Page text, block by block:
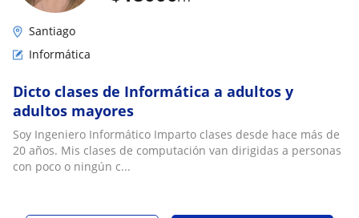
Santiago
Informática
Dicto clases de Informática a adultos y
adultos mayores
Soy Ingeniero Informático Imparto clases desde hace más de
20 años. Mis clases de computación van dirigidas a personas
con poco o ningún c...